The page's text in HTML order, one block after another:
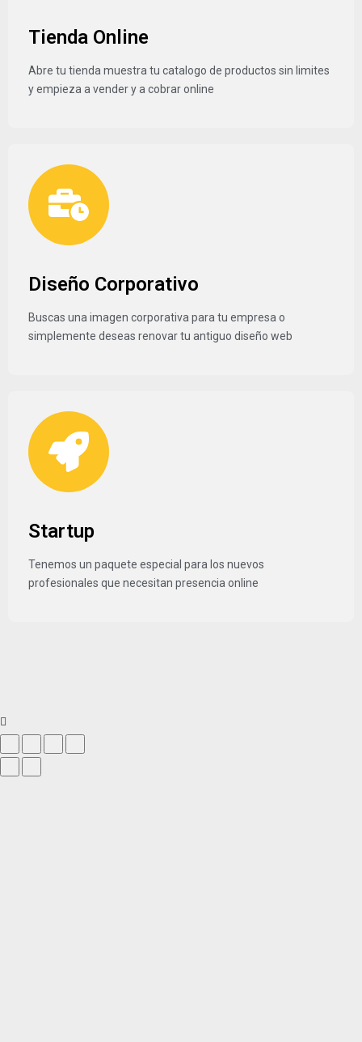
Tienda Online
Abre tu tienda muestra tu catalogo de productos sin limites
y empieza a vender y a cobrar online
Diseño Corporativo
Buscas una imagen corporativa para tu empresa o
simplemente deseas renovar tu antiguo diseño web
Startup
Tenemos un paquete especial para los nuevos
profesionales que necesitan presencia online